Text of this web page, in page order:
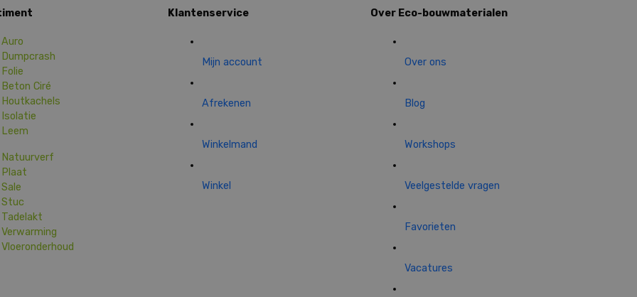
Auro
Dumpcrash
Folie
Beton Ciré
Houtkachels
Isolatie
Leem
Natuurverf
Plaat
Sale
Stuc
Tadelakt
Verwarming
Vloeronderhoud
Klantenservice
Mijn account
Afrekenen
Winkelmand
Winkel
Over Eco-bouwmaterialen
Over ons
Blog
Workshops
Veelgestelde vragen
Favorieten
Vacatures